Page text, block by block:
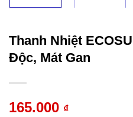
Thanh Nhiệt
Độc, Mát Gan
165.000 ₫